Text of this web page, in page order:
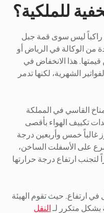
للملكية؟
إن سعر شراء حافلة جديدة سعة 60 راكباً ليس سوى قمة جبل
من الوكالة في الرياض أو
هذا الانخفاض في
الشهرية، لكنها تدمر
القاسي في المملكة
تكييف الهواء بأقصى
غالباً خمس وأربعين درجة
على الأسفلت الساخن،
لتجنب ارتفاع درجة حرارتها
في ارتفاع. حيث تقوم الهيئة
بشكل متكرر لـ النقل